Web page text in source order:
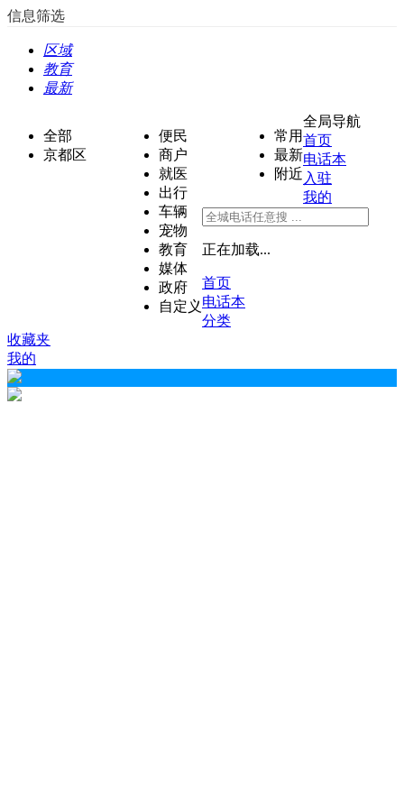
信息筛选
区域
教育
最新
全部
京都区
便民
商户
就医
出行
车辆
宠物
教育
媒体
政府
自定义
常用
最新
附近
全局导航
首页
电话本
入驻
我的
正在加载...
首页
电话本
分类
收藏夹
我的